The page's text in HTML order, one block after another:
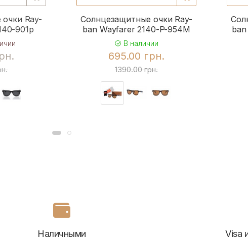
Ray-
901p
Солнцезащитные очки Ray-
ban Wayfarer 2140-P-954M
В наличии
695.00 грн.
1390.00 грн.
Наличными Visa